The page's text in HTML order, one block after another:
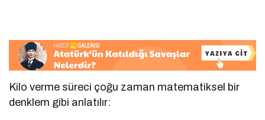
Kilo verme süreci çoğu zaman matematiksel bir
denklem gibi anlatılır: